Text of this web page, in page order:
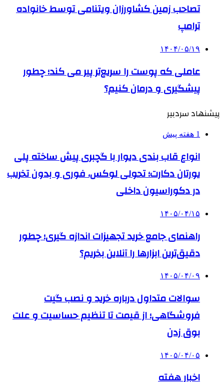
تصاحب زمین کشاورزان ویتنامی توسط خانواده
ترامپ
۱۴۰۴/۰۵/۱۹
عاملی که پوست را سریع‌تر پیر می کند؛ چطور
پیشگیری و درمان کنیم؟
پیشنهاد سردبیر
1 هفته پیش
انواع قاب بندی دیوار با گچبری پیش ساخته پلی
یورتان دکارت؛ تحولی لوکس، فوری و بدون تخریب
در دکوراسیون داخلی
۱۴۰۵/۰۴/۱۵
راهنمای جامع خرید تجهیزات اندازه گیری؛ چطور
دقیق‌ترین ابزارها را آنلاین بخریم؟
۱۴۰۵/۰۴/۰۹
سوالات متداول درباره خرید و نصب گیت
فروشگاهی؛ از قیمت تا تنظیم حساسیت و علت
بوق زدن
۱۴۰۵/۰۴/۰۵
اخبار هفته